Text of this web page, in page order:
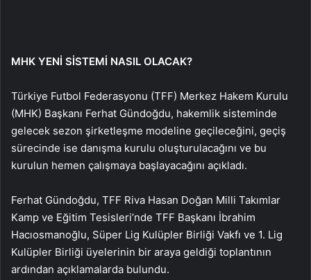
MHK YENİ SİSTEMİ NASIL OLACAK?
Türkiye Futbol Federasyonu (TFF) Merkez Hakem Kurulu
(MHK) Başkanı Ferhat Gündoğdu, hakemlik sisteminde
gelecek sezon şirketleşme modeline geçileceğini, geçiş
sürecinde ise danışma kurulu oluşturulacağını ve bu
kurulun hemen çalışmaya başlayacağını açıkladı.
Ferhat Gündoğdu, TFF Riva Hasan Doğan Milli Takımlar
Kamp ve Eğitim Tesisleri’nde TFF Başkanı İbrahim
Hacıosmanoğlu, Süper Lig Kulüpler Birliği Vakfı ve 1. Lig
Kulüpler Birliği üyelerinin bir araya geldiği toplantının
ardından açıklamalarda bulundu.